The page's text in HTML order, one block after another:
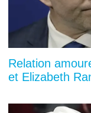
Relation
et Elizabeth